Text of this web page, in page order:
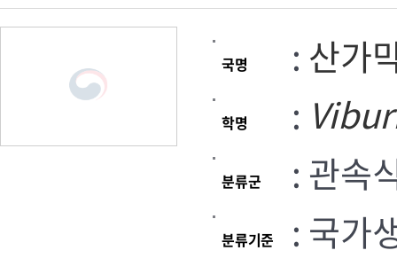
국명 : 산가
학명 :
분류군 : 관속
분류기준 : 국가